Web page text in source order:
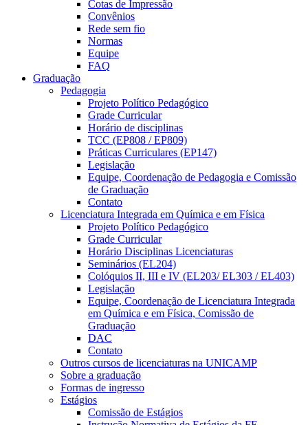
Cotas de Impressão
Convênios
Rede sem fio
Normas
Equipe
FAQ
Graduação
Pedagogia
Projeto Político Pedagógico
Grade Curricular
Horário de disciplinas
TCC (EP808 / EP809)
Práticas Curriculares (EP147)
Legislação
Equipe, Coordenação de Pedagogia e Comissão
de Graduação
Contato
Licenciatura Integrada em Química e em Física
Projeto Político Pedagógico
Grade Curricular
Horário Disciplinas Licenciaturas
Seminários (EL204)
Colóquios II, III e IV (EL203/ EL303 / EL403)
Legislação
Equipe, Coordenação de Licenciatura Integrada
em Química e em Física, Comissão de
Graduação
DAC
Contato
Outros cursos de licenciaturas na UNICAMP
Sobre a graduação
Formas de ingresso
Estágios
Comissão de Estágios